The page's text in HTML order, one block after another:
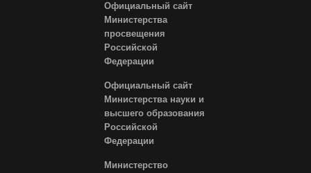
Официальный сайт
Министерства
просвещения
Российской
Федерации
Официальный сайт
Министерства науки и
высшего образования
Российской
Федерации
Министерство